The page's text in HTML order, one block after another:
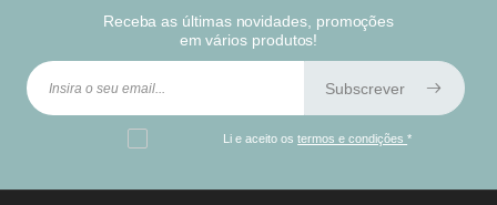
Receba as últimas novidades, promoções
em vários produtos!
Subscrever
Li e aceito ostermos e condições*